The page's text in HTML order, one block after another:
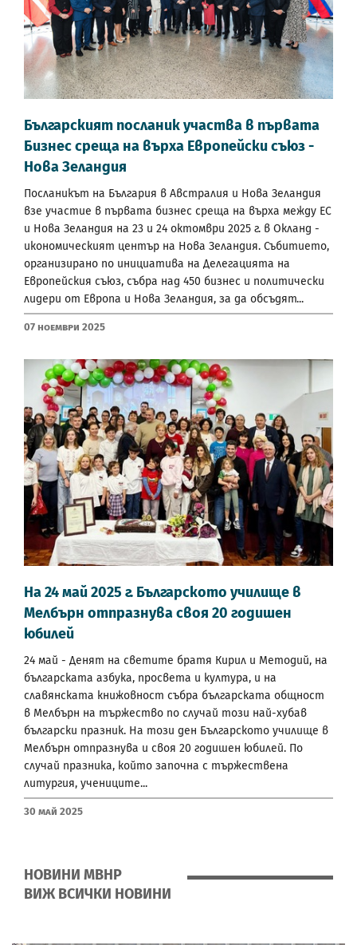
Българският посланик участва в първата
Бизнес среща на върха Европейски съюз -
Нова Зеландия
Посланикът на България в Австралия и Нова Зеландия
взе участие в първата бизнес среща на върха между ЕС
и Нова Зеландия на 23 и 24 октомври 2025 г. в Окланд -
икономическият център на Нова Зеландия. Събитието,
организирано по инициатива на Делегацията на
Европейския съюз, събра над 450 бизнес и политически
лидери от Европа и Нова Зеландия, за да обсъдят...
07 Ноември 2025
На 24 май 2025 г. Българското училище в
Мелбърн отпразнува своя 20 годишен
юбилей
24 май - Денят на светите братя Кирил и Методий, на
българската азбука, просвета и култура, и на
славянската книжовност събра българската общност
в Мелбърн на тържество по случай този най-хубав
български празник. На този ден Българското училище в
Мелбърн отпразнува и своя 20 годишен юбилей. По
случай празника, който започна с тържествена
литургия, учениците...
30 Май 2025
НОВИНИ МВНР
ВИЖ ВСИЧКИ НОВИНИ